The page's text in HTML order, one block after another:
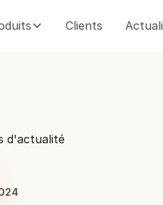
Clients
d'actualité